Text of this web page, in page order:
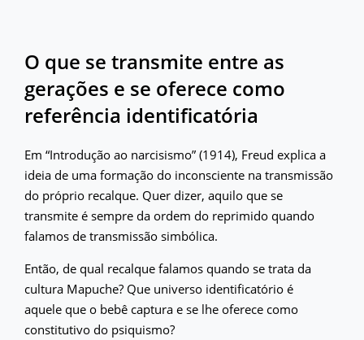
O que se transmite entre as
gerações e se oferece como
referência identificatória
Em “Introdução ao narcisismo” (1914), Freud explica a
ideia de uma formação do inconsciente na transmissão
do próprio recalque. Quer dizer, aquilo que se
transmite é sempre da ordem do reprimido quando
falamos de transmissão simbólica.
Então, de qual recalque falamos quando se trata da
cultura Mapuche? Que universo identificatório é
aquele que o bebê captura e se lhe oferece como
constitutivo do psiquismo?